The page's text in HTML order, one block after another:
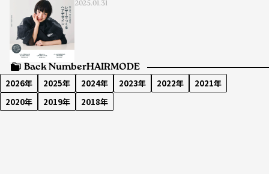
2025.01.31
Back NumberHAIRMODE
2026年 2025年 2024年 2023年 2022年
2021年
2020年
2019年 2018年